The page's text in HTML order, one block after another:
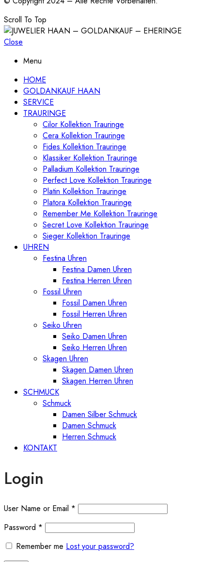
Scroll To Top
Close
Menu
HOME
GOLDANKAUF HAAN
SERVICE
TRAURINGE
Cilor Kollektion Trauringe
Cera Kollektion Trauringe
Fides Kollektion Trauringe
Klassiker Kollektion Trauringe
Palladium Kollektion Trauringe
Perfect Love Kollektion Trauringe
Platin Kollektion Trauringe
Platora Kollektion Trauringe
Remember Me Kollektion Trauringe
Secret Love Kollektion Trauringe
Sieger Kollektion Trauringe
UHREN
Festina Uhren
Festina Damen Uhren
Festina Herren Uhren
Fossil Uhren
Fossil Damen Uhren
Fossil Herren Uhren
Seiko Uhren
Seiko Damen Uhren
Seiko Herren Uhren
Skagen Uhren
Skagen Damen Uhren
Skagen Herren Uhren
SCHMUCK
Schmuck
Damen Silber Schmuck
Damen Schmuck
Herren Schmuck
KONTAKT
Login
User Name or Email *
Password *
Remember me Lost your password?